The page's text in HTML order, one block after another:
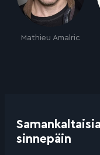
Mathieu Amalric
sinnepäin